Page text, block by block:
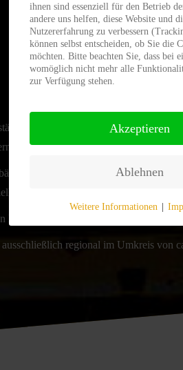
Das sind
zurück, welche 1960 als PGH
dass sich auf
Einfamilienhäuser, Alten- und
Fundamentanlagen für Maschinen
Einsatz modernster Technik,
regional im Umkreis von
ihnen sind essenziell für den Betrieb
andere uns helfen, diese Website und
Nutzererfahrung zu verbessern
können selbst entscheiden, ob Sie die
möchten. Bitte beachten Sie, dass bei
womöglich nicht mehr alle
zur Verfügung stehen.
Akzeptieren
Ablehnen
Weitere Informationen |